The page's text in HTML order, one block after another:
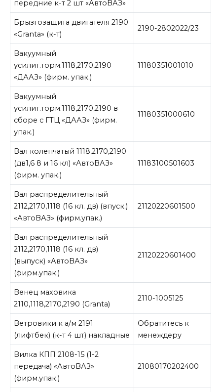
передние к-т 2 шт «АвтоВАЗ»
Брызгозащита двигателя 2190
«Granta» (к-т)
2190-2802022/23
Вакуумный
усилит.торм.1118,2170,2190
«ДААЗ» (фирм. упак.)
11180351001010
Вакуумный
усилит.торм.1118,2170,2190 в
сборе с ГТЦ «ДААЗ» (фирм.
упак.)
11180351000610
Вал коленчатый 1118,2170,2190
(дв1,6 8 и 16 кл) «АвтоВАЗ»
(фирм. упак.)
11183100501603
Вал распределительный
2112,2170,1118 (16 кл. дв) (впуск.)
«АвтоВАЗ» (фирм.упак.)
21120220601500
Вал распределительный
2112,2170,1118 (16 кл. дв)
(выпуск) «АвтоВАЗ»
(фирм.упак.)
21120220601400
Венец маховика
2110,1118,2170,2190 (Granta)
2110-1005125
Ветровики к а/м 2191
(лифтбек) (к-т 4 шт) накладные
Обратитесь к
менеждеру
Вилка КПП 2108-15 (1-2
передача) «АвтоВАЗ»
(фирм.упак.)
21080170202400